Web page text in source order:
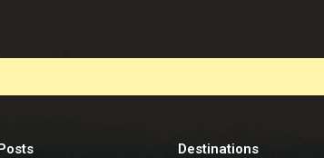
Destinations